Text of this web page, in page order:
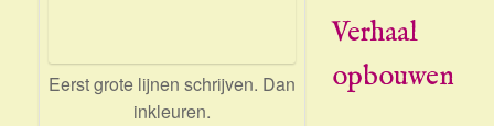
Eerst grote lijnen schrijven. Dan
inkleuren.
Verhaal
opbouwen